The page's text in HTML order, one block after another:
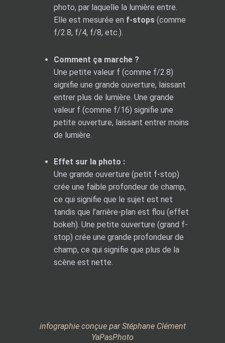
photo, par laquelle la lumière entre.
Elle est mesurée en f-stops (comme
f/2.8, f/4, f/8, etc.).
Comment ça marche ?
Une petite valeur f (comme f/2.8)
signifie une grande ouverture, laissant
entrer plus de lumière. Une grande
valeur f (comme f/16) signifie une
petite ouverture, laissant entrer moins
de lumière.
Effet sur la photo :
Une grande ouverture (petit f-stop)
crée une faible profondeur de champ,
ce qui signifie que le sujet est net
tandis que l’arrière-plan est flou (effet
bokeh). Une petite ouverture (grand f-
stop) crée une grande profondeur de
champ, ce qui signifie que plus de la
scène est nette.
infographie conçue par Stéphane Clément
YaPasPhoto